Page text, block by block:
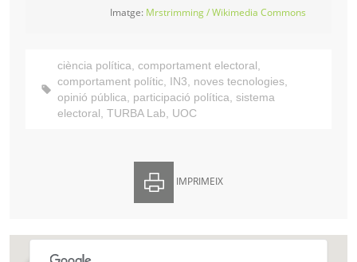
Imatge: Mrstrimming / Wikimedia Commons
ciència política, comportament electoral,
comportament polític, IN3, noves tecnologies,
opinió pública, participació política, sistema
electoral, TURBA Lab, UOC
IMPRIMEIX